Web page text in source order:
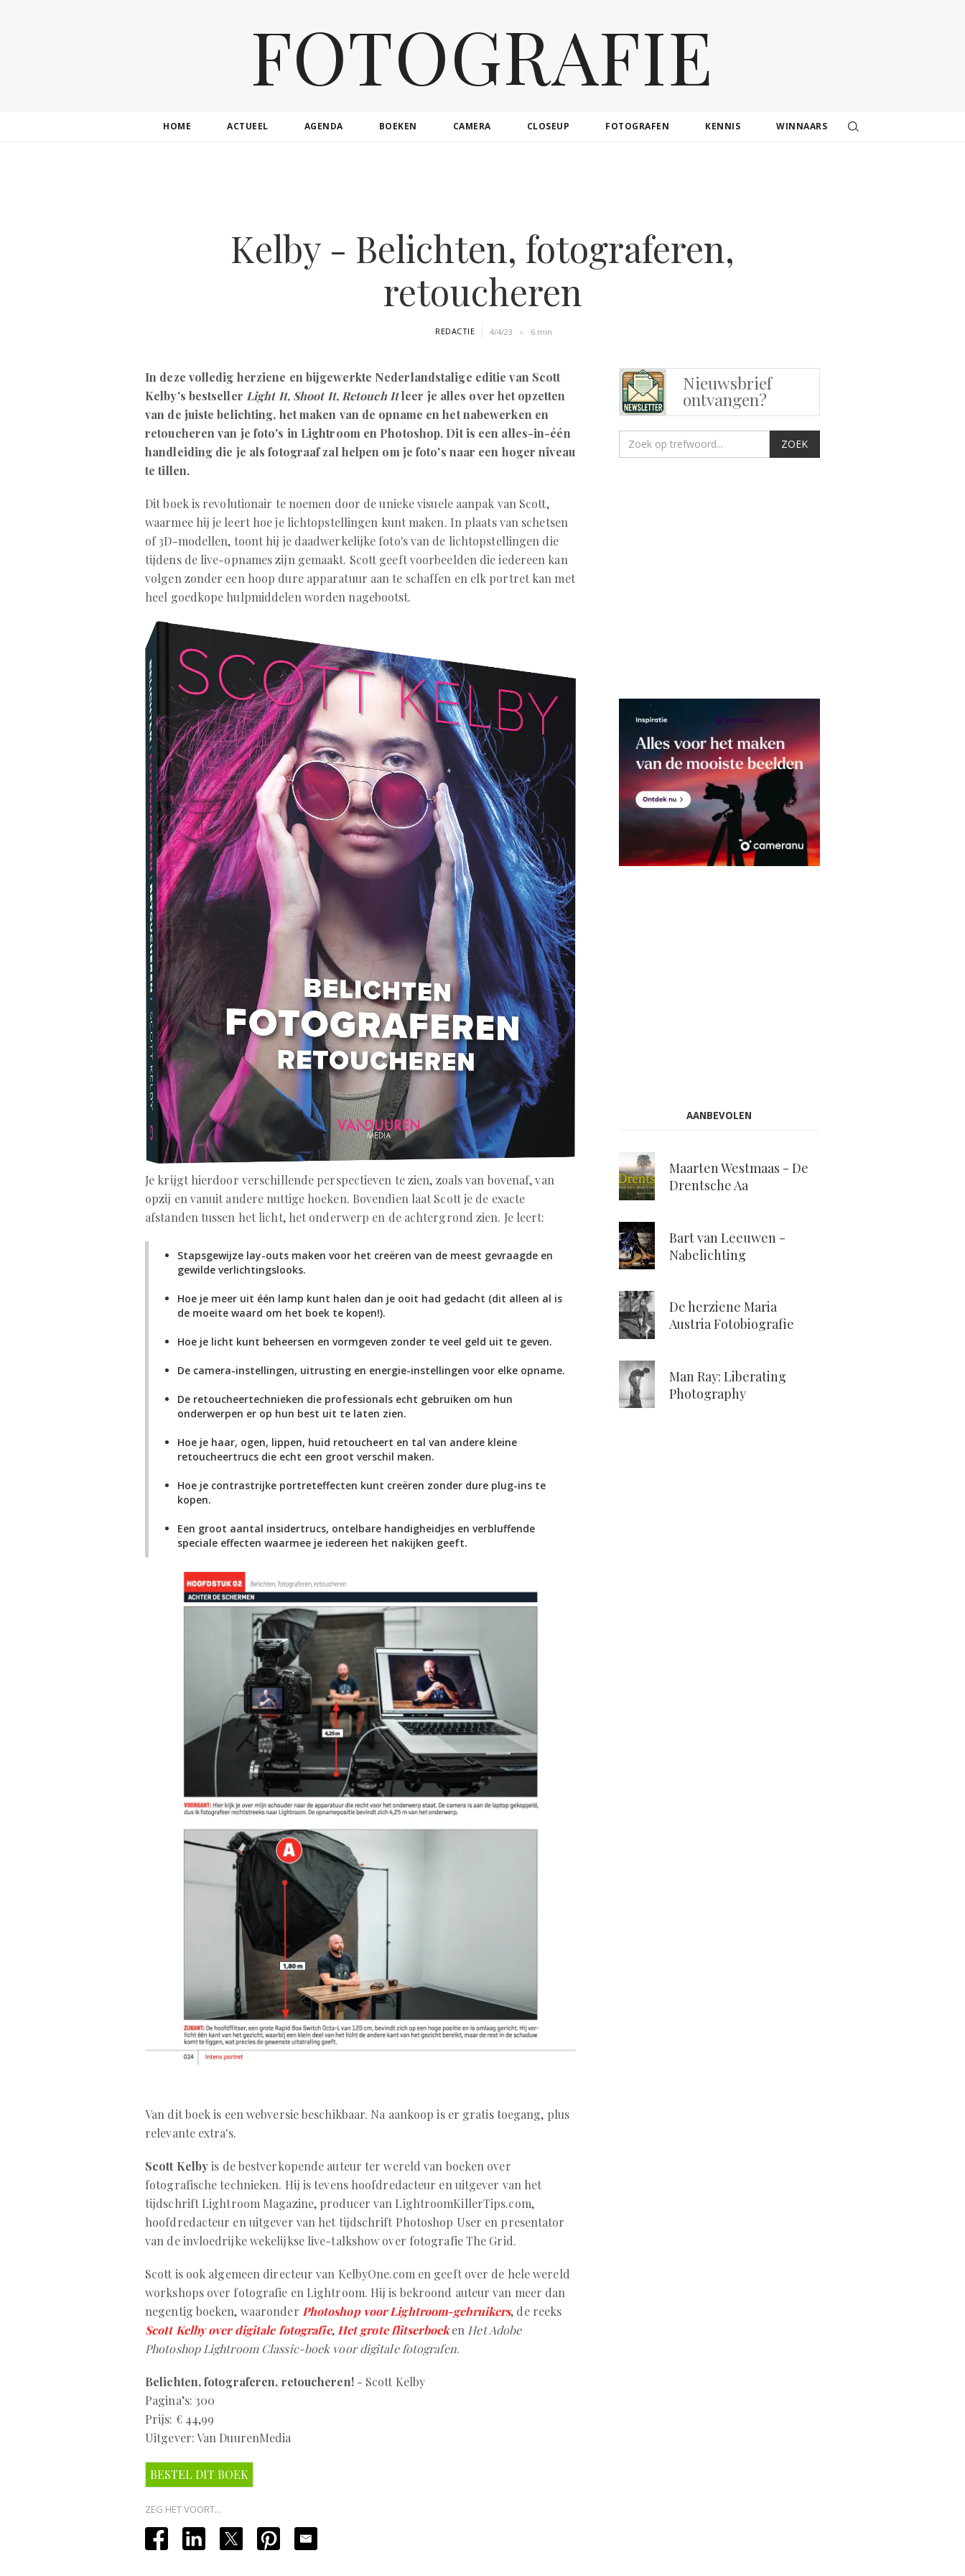
FOTOGRAFIE
HOME ACTUEEL AGENDA BOEKEN CAMERA CLOSEUP FOTOGRAFEN KENNIS WINNAARS
Kelby - Belichten, fotograferen,
retoucheren
REDACTIE 4/4/23 6 min
In deze volledig herziene en bijgewerkte Nederlandstalige editie van Scott
Kelby's bestseller Light It, Shoot It, Retouch Itleer je alles over het opzetten
van de juiste belichting, het maken van de opname en het nabewerken en
retoucheren van je foto's in Lightroom en Photoshop. Dit is een alles-in-één
handleiding die je als fotograaf zal helpen om je foto's naar een hoger niveau
te tillen.
Dit boek is revolutionair te noemen door de unieke visuele aanpak van Scott,
waarmee hij je leert hoe je lichtopstellingen kunt maken. In plaats van schetsen
of 3D-modellen, toont hij je daadwerkelijke foto's van de lichtopstellingen die
tijdens de live-opnames zijn gemaakt. Scott geeft voorbeelden die iedereen kan
volgen zonder een hoop dure apparatuur aan te schaffen en elk portret kan met
heel goedkope hulpmiddelen worden nagebootst.
Je krijgt hierdoor verschillende perspectieven te zien, zoals van bovenaf, van
opzij en vanuit andere nuttige hoeken. Bovendien laat Scott je de exacte
afstanden tussen het licht, het onderwerp en de achtergrond zien. Je leert:
Stapsgewijze lay-outs maken voor het creëren van de meest gevraagde en
gewilde verlichtingslooks.
Hoe je meer uit één lamp kunt halen dan je ooit had gedacht (dit alleen al is
de moeite waard om het boek te kopen!).
Hoe je licht kunt beheersen en vormgeven zonder te veel geld uit te geven.
De camera-instellingen, uitrusting en energie-instellingen voor elke opname.
De retoucheertechnieken die professionals echt gebruiken om hun
onderwerpen er op hun best uit te laten zien.
Hoe je haar, ogen, lippen, huid retoucheert en tal van andere kleine
retoucheertrucs die echt een groot verschil maken.
Hoe je contrastrijke portreteffecten kunt creëren zonder dure plug-ins te
kopen.
Een groot aantal insidertrucs, ontelbare handigheidjes en verbluffende
speciale effecten waarmee je iedereen het nakijken geeft.
Van dit boek is een webversie beschikbaar. Na aankoop is er gratis toegang, plus
relevante extra's.
Scott Kelbyis de bestverkopende auteur ter wereld van boeken over
fotografische technieken. Hij is tevens hoofdredacteur en uitgever van het
tijdschrift Lightroom Magazine, producer van LightroomKillerTips.com,
hoofdredacteur en uitgever van het tijdschrift Photoshop User en presentator
van de invloedrijke wekelijkse live-talkshow over fotografie The Grid.
Scott is ook algemeen directeur van KelbyOne.com en geeft over de hele wereld
workshops over fotografie en Lightroom. Hij is bekroond auteur van meer dan
negentig boeken, waaronder Photoshop voor Lightroom-gebruikers, de reeks
Scott Kelby over digitale fotografie, Het grote flitserboeken Het Adobe
Photoshop Lightroom Classic-boek voor digitale fotografen.
Belichten, fotograferen, retoucheren! - Scott Kelby
Pagina’s: 300
Prijs: € 44,99
Uitgever: Van DuurenMedia
BESTEL DIT BOEK
ZEG HET VOORT...
Nieuwsbrief
ontvangen?
AANBEVOLEN
Maarten Westmaas - De
Drentsche Aa
Bart van Leeuwen -
Nabelichting
De herziene Maria
Austria Fotobiografie
Man Ray: Liberating
Photography